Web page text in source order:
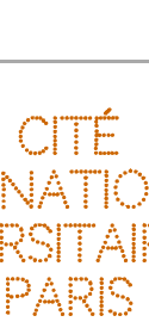
Cité
Paris